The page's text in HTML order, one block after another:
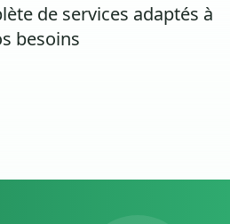
de services adaptés à
besoins